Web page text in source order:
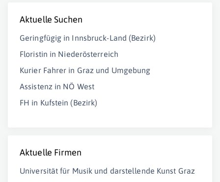
Aktuelle Suchen
Geringfügig in Innsbruck-Land (Bezirk)
Floristin in Niederösterreich
Kurier Fahrer in Graz und Umgebung
Assistenz in NÖ West
FH in Kufstein (Bezirk)
Aktuelle Firmen
Universität für Musik und darstellende Kunst Graz